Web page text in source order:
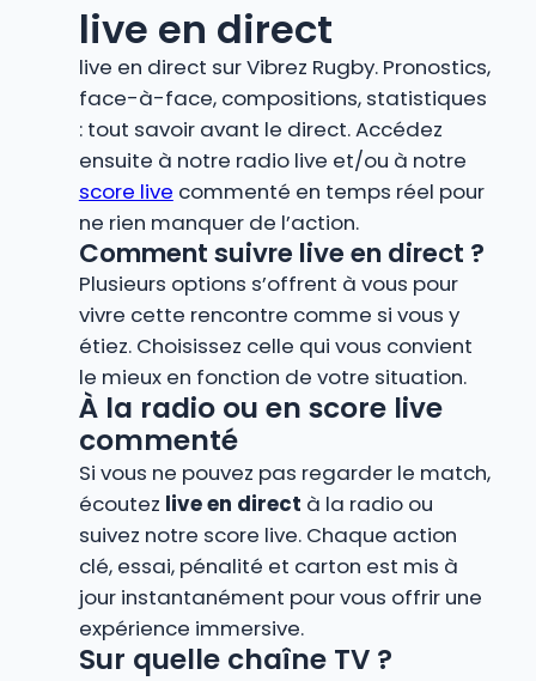
live en direct
live en direct sur Vibrez Rugby. Pronostics,
face-à-face, compositions, statistiques
: tout savoir avant le direct. Accédez
ensuite à notre radio live et/ou à notre
score live commenté en temps réel pour
ne rien manquer de l’action.
Comment suivre live en direct ?
Plusieurs options s’offrent à vous pour
vivre cette rencontre comme si vous y
étiez. Choisissez celle qui vous convient
le mieux en fonction de votre situation.
À la radio ou en score live
commenté
Si vous ne pouvez pas regarder le match,
écoutez live en direct à la radio ou
suivez notre score live. Chaque action
clé, essai, pénalité et carton est mis à
jour instantanément pour vous offrir une
expérience immersive.
Sur quelle chaîne TV ?